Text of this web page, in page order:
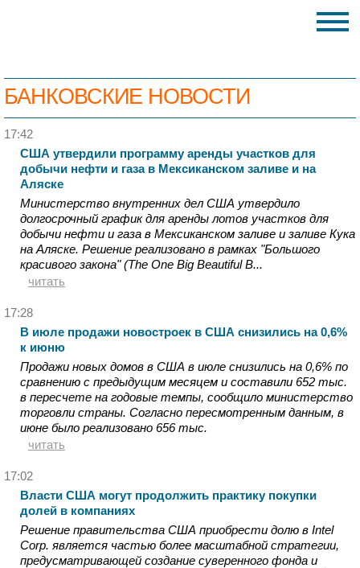
БАНКОВСКИЕ НОВОСТИ
17:42
США утвердили программу аренды участков для
добычи нефти и газа в Мексиканском заливе и на
Аляске
Министерство внутренних дел США утвердило
долгосрочный график для аренды лотов участков для
добычи нефти и газа в Мексиканском заливе и заливе Кука
на Аляске. Решение реализовано в рамках "Большого
красивого закона" (The One Big Beautiful B...
читать
17:28
В июле продажи новостроек в США снизились на 0,6%
к июню
Продажи новых домов в США в июле снизились на 0,6% по
сравнению с предыдущим месяцем и составили 652 тыс.
в пересчете на годовые темпы, сообщило министерство
торговли страны. Согласно пересмотренным данным, в
июне было реализовано 656 тыс.
читать
17:02
Власти США могут продолжить практику покупки
долей в компаниях
Решение правительства США приобрести долю в Intel
Corp. является частью более масштабной стратегии,
предусматривающей создание суверенного фонда и